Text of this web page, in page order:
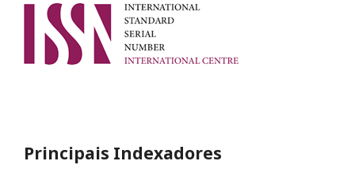
Principais Indexadores